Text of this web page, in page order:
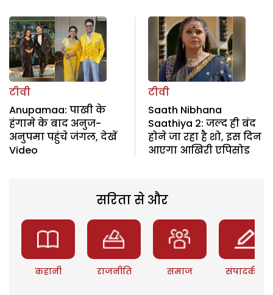
टीवी
Anupamaa: पाखी के
हंगामे के बाद अनुज-
अनुपमा पहुंचे जंगल, देखें
Video
टीवी
Saath Nibhana
Saathiya 2: जल्द ही बंद
होने जा रहा है शो, इस दिन
आएगा आखिरी एपिसोड
सरिता से और
कहानी राजनीति समाज संपादकीय